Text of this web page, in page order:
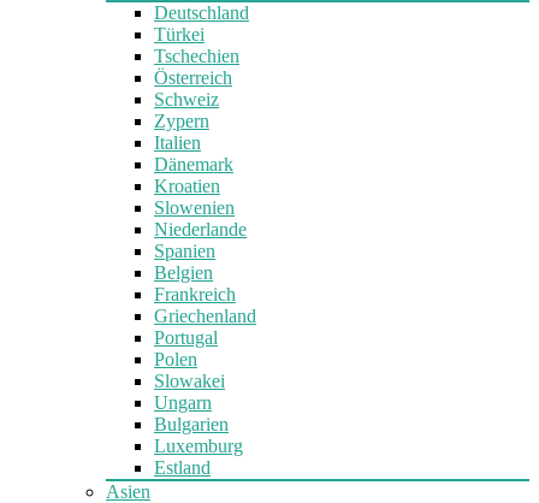
Deutschland
Türkei
Tschechien
Österreich
Schweiz
Zypern
Italien
Dänemark
Kroatien
Slowenien
Niederlande
Spanien
Belgien
Frankreich
Griechenland
Portugal
Polen
Slowakei
Ungarn
Bulgarien
Luxemburg
Estland
Asien